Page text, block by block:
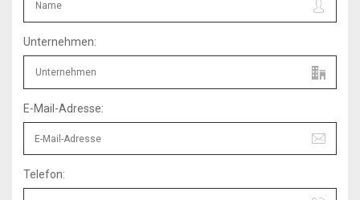
Unternehmen:
E-Mail-Adresse:
Telefon: